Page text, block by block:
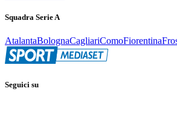
Squadra Serie A
AtalantaBolognaCagliariComoFiorentina
Seguici su